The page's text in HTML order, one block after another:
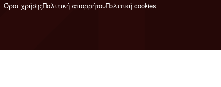
Όροι χρήσηςΠολιτική απορρήτουΠολιτική cookies